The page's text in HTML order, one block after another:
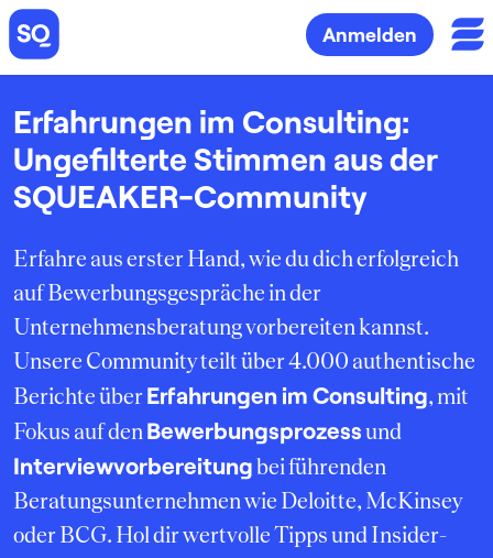
Anmelden
Erfahrungen im Consulting:
Ungefilterte Stimmen aus der
SQUEAKER-Community
Erfahre aus erster Hand, wie du dich erfolgreich
auf Bewerbungsgespräche in der
Unternehmensberatung vorbereiten kannst.
Unsere Community teilt über 4.000 authentische
Berichte überErfahrungen im Consulting, mit
Fokus auf den Bewerbungsprozessund
Interviewvorbereitungbei führenden
Beratungsunternehmen wie Deloitte, McKinsey
oder BCG. Hol dir wertvolle Tipps und Insider-